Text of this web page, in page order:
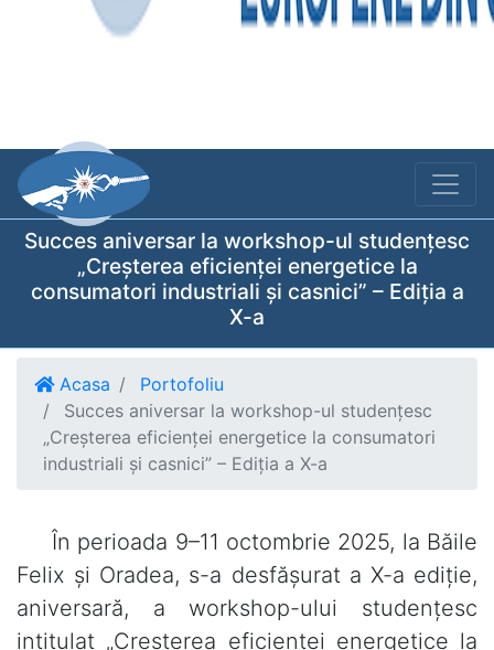
Succes aniversar la workshop-ul studențesc
„Creșterea eficienței energetice la
consumatori industriali și casnici” – Ediția a
X-a
Acasa
Portofoliu
Succes aniversar la workshop-ul studențesc
„Creșterea eficienței energetice la consumatori
industriali și casnici” – Ediția a X-a
În perioada 9–11 octombrie 2025, la Băile
Felix și Oradea, s-a desfășurat a X-a ediție,
aniversară, a workshop-ului studențesc
intitulat „Creșterea eficienței energetice la